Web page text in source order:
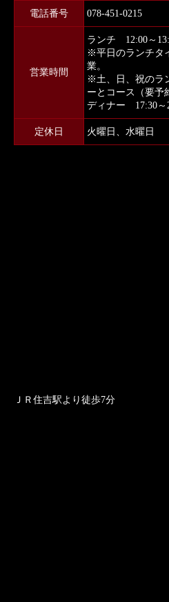
電話番号 078-451-0215
営業時間
ランチ 12:00～
※平日のランチタ
業。
※土、日、祝のラ
ーとコース（要予
ディナー 17:30～
定休日 火曜日、水曜日
ＪＲ住吉駅より徒歩7分